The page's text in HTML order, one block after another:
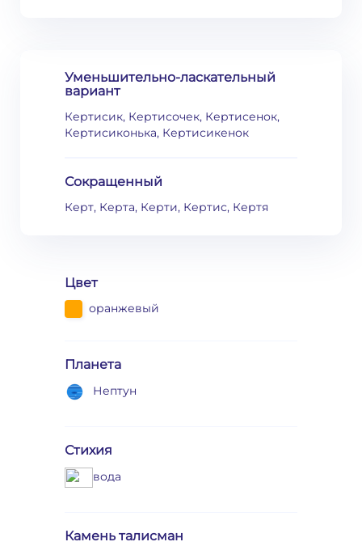
Уменьшительно-ласкательный
вариант
Кертисик, Кертисочек, Кертисенок,
Кертисиконька, Кертисикенок
Сокращенный
Керт, Керта, Керти, Кертис, Кертя
Цвет
оранжевый
Планета
Нептун
Стихия
вода
Камень талисман